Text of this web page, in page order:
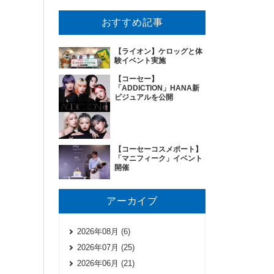
おすすめ記事
【ライオン】ケロッグと体
験イベント実施
【コーセー】
「ADDICTION」HANA新
ビジュアルを公開
【コーセーコスメポート】
「マニフィーク」イベント
開催
アーカイブ
2026年08月 (6)
2026年07月 (25)
2026年06月 (21)